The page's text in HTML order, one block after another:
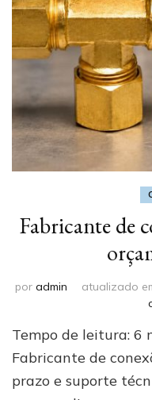
Fabricante de
por admin atualizado
Tempo de leitura: 6
Fabricante de
prazo e suporte